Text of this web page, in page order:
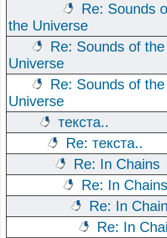
Re: Sounds
the Universe
Re: Sounds of the
Universe
Re: Sounds of the
Universe
текста..
Re: текста..
Re: In Chains
Re: In Chains
Re: In
Re: In